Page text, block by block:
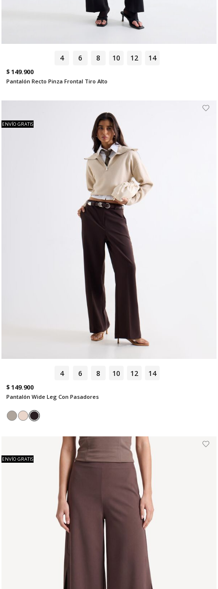
4 6 8 10 12 14
$ 149.900
Pantalón Recto Pinza Frontal Tiro Alto
4 6 8 10 12 14
ENVÍO GRATIS
$ 149.900
Pantalón Wide Leg Con Pasadores
ENVÍO GRATIS